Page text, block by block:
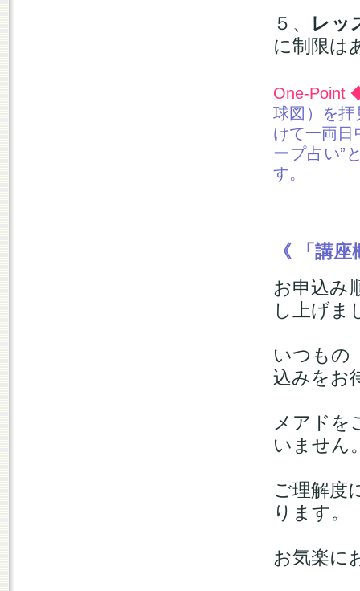
５、
レッ
に制限は
One-Point
球図）を拝
けて一両日
ープ占い”
す。
《 「講
お申込み
し上げま
いつもの
込みをお
メアドを
いません
ご理解度
ります。
お気楽に